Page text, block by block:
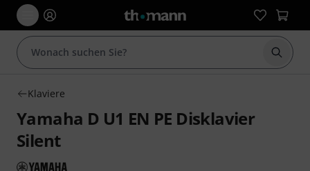
Suche
Klaviere
Yamaha D U1 EN PE Disklavier
Silent